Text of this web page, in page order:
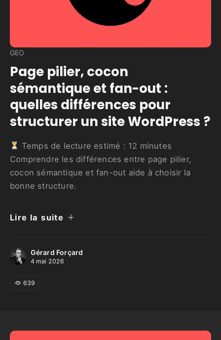
GEO
Page pilier, cocon
sémantique et fan-out :
quelles différences pour
structurer un site WordPress ?
Temps de lecture estimé : 12 minutes
Comprendre les différences entre page pilier,
cocon sémantique et fan-out aide à choisir la
bonne structure.
Lire la suite
Gérard Forçard
4 mai 2026
639